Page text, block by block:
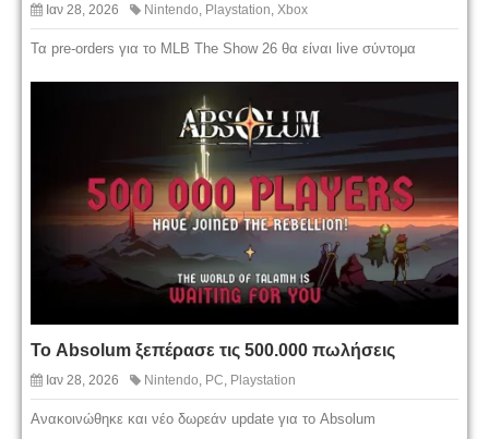
Ιαν 28, 2026 Nintendo, Playstation, Xbox
Τα pre-orders για το MLB The Show 26 θα είναι live σύντομα
Το Absolum ξεπέρασε τις 500.000 πωλήσεις
Ιαν 28, 2026 Nintendo, PC, Playstation
Ανακοινώθηκε και νέο δωρεάν update για το Absolum